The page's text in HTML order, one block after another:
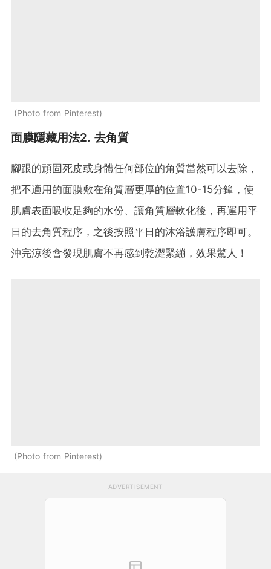
Photo from Pinterest
面膜隱藏用法2. 去角質
腳跟的頑固死皮或身體任何部位的角質當然可以去除，
把不適用的面膜敷在角質層更厚的位置10-15分鐘，使
肌膚表面吸收足夠的水份、讓角質層軟化後，再運用平
日的去角質程序，之後按照平日的沐浴護膚程序即可。
沖完涼後會發現肌膚不再感到乾澀緊繃，效果驚人！
Photo from Pinterest
ADVERTISEMENT